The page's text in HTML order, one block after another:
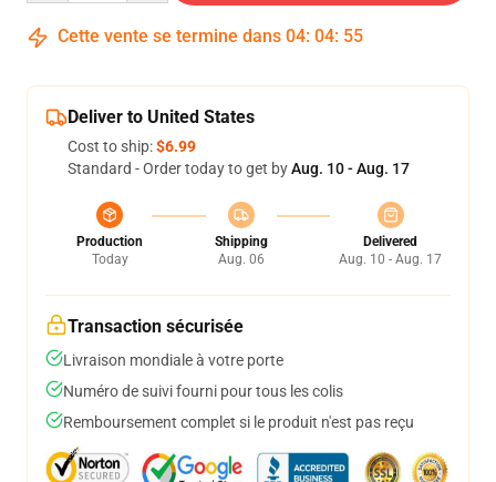
Cette vente se termine dans 04: 04: 54
Deliver to United States
Cost to ship:$6.99
Standard - Order today to get byAug. 10 - Aug. 17
Production
Today
Shipping
Aug. 06
Delivered
Aug. 10 - Aug. 17
Transaction sécurisée
Livraison mondiale à votre porte
Numéro de suivi fourni pour tous les colis
Remboursement complet si le produit n'est pas reçu